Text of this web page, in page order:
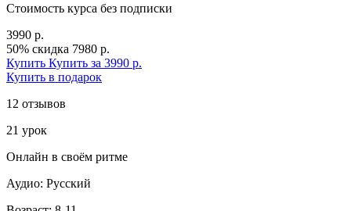
Стоимость курса без подписки
3990 р.
50% скидка 7980 р.
Купить Купить за 3990 р.
Купить в подарок
12 отзывов
21 урок
Онлайн в своём ритме
Аудио: Русский